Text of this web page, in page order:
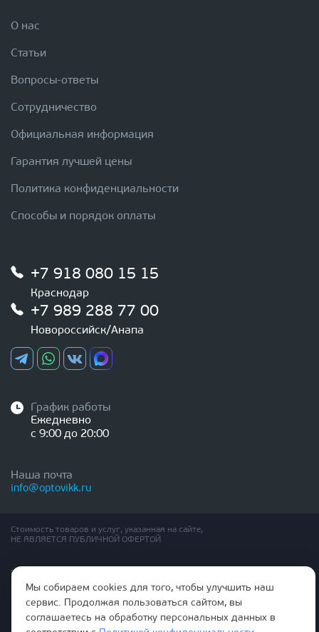
О нас
Статьи
Вопросы-ответы
Сотрудничество
Официальная информация
Гарантия лучшей цены
Политика конфиденциальности
Способы и порядок оплаты
+7 918 080 15 15
Краснодар
+7 989 288 77 00
Новороссийск/Анапа
График работы
Ежедневно
с 9:00 до 20:00
Наша почта
info@optovikk.ru
Стоимость товаров и услуг, указанная на сайте,
НЕ ЯВЛЯЕТСЯ ПУБЛИЧНОЙ ОФЕРТОЙ
Правила эксплутации входных и межкомнатных дверей
Политика обработки персональных данных
Согласие на обработку персональных данных
Мы собираем cookies для того, чтобы улучшить наш
сервис. Продолжая пользоваться сайтом, вы
соглашаетесь на обработку персональных данных в